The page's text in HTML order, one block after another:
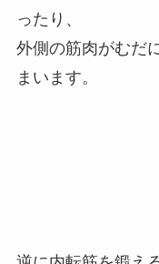
ったり、
外側の筋肉がむだ
まいます。